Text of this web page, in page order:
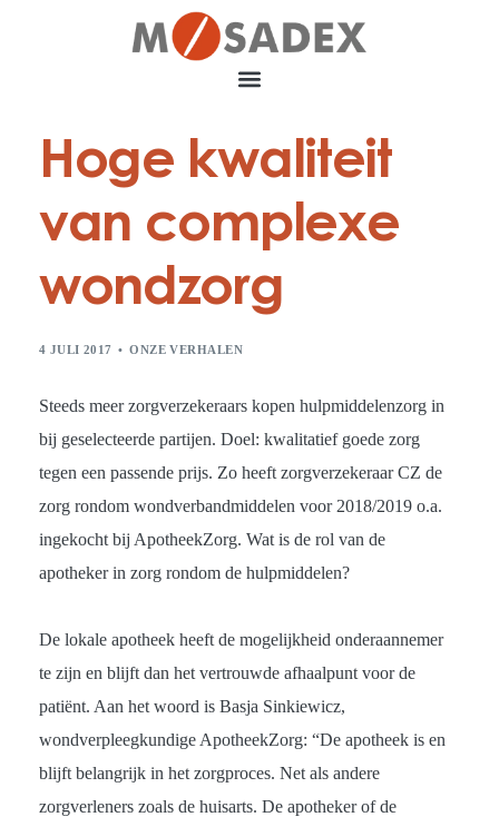
Hoge kwaliteit
van complexe
wondzorg
4 JULI 2017 ONZE VERHALEN
Steeds meer zorgverzekeraars kopen hulpmiddelenzorg in
bij geselecteerde partijen. Doel: kwalitatief goede zorg
tegen een passende prijs. Zo heeft zorgverzekeraar CZ de
zorg rondom wondverbandmiddelen voor 2018/2019 o.a.
ingekocht bij ApotheekZorg. Wat is de rol van de
apotheker in zorg rondom de hulpmiddelen?
De lokale apotheek heeft de mogelijkheid onderaannemer
te zijn en blijft dan het vertrouwde afhaalpunt voor de
patiënt. Aan het woord is Basja Sinkiewicz,
wondverpleegkundige ApotheekZorg: “De apotheek is en
blijft belangrijk in het zorgproces. Net als andere
zorgverleners zoals de huisarts. De apotheker of de